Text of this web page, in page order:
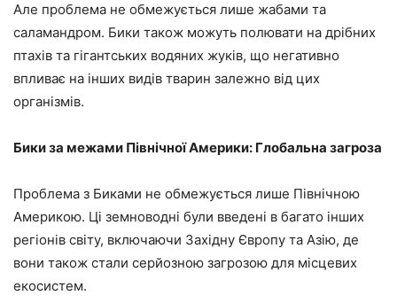
Але проблема не обмежується лише жабами та
саламандром. Бики також можуть полювати на дрібних
птахів та гігантських водяних жуків, що негативно
впливає на інших видів тварин залежно від цих
організмів.
Бики за межами Північної Америки: Глобальна загроза
Проблема з Биками не обмежується лише Північною
Америкою. Ці земноводні були введені в багато інших
регіонів світу, включаючи Західну Європу та Азію, де
вони також стали серйозною загрозою для місцевих
екосистем.